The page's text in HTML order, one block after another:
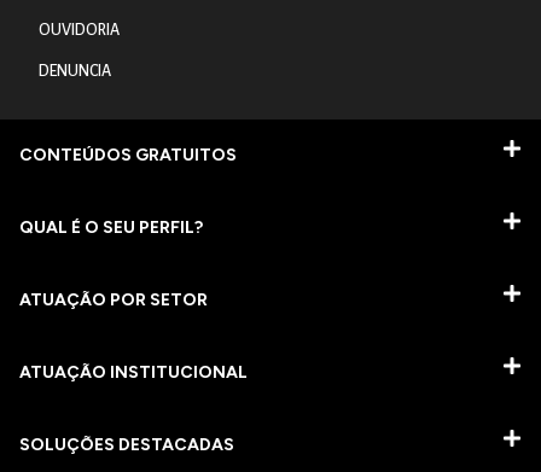
OUVIDORIA
DENUNCIA
CONTEÚDOS GRATUITOS
QUAL É O SEU PERFIL?
ATUAÇÃO POR SETOR
ATUAÇÃO INSTITUCIONAL
SOLUÇÕES DESTACADAS